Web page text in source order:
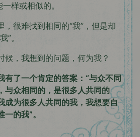
样或相似的。
，很难找到相同的“我”，但是却
”。
候，我想到的问题，何为我？
有了一个肯定的答案：“与众不同
与众相同的，是很多人共同的
成为很多人共同的我，我想要自
的我”。